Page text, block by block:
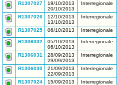
R1307027
19/10/2013
20/10/2013
Interregionale
R1307026
12/10/2013
13/10/2013
Interregionale
R1307025 06/10/2013 Interregionale
R1306032
05/10/2013
06/10/2013
Interregionale
R1306031
28/09/2013
29/09/2013
Interregionale
R1306030
21/09/2013
22/09/2013
Interregionale
R1307024 15/09/2013 Interregionale